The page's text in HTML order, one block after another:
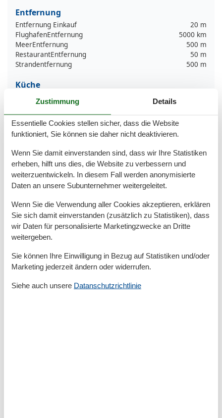
Entfernung
Entfernung Einkauf
20 m
FlughafenEntfernung
5000 km
MeerEntfernung
500 m
RestaurantEntfernung
50 m
Strandentfernung
500 m
Küche
Kaffeemaschine
Kochutensilien
Küche
Kühlschrank
Microwelle
Toaster
Wasserkocher
Unterkunft
Anrichte
Anzahl der Fernseher
1
Betten
Bettwäsche
Einzelbetten
2
Erstausstattung
Herd
Zustimmung Details
Essentielle Cookies stellen sicher, dass die Website
funktioniert, Sie können sie daher nicht deaktivieren.
Wenn Sie damit einverstanden sind, dass wir Ihre Statistiken
erheben, hilft uns dies, die Website zu verbessern und
weiterzuentwickeln. In diesem Fall werden anonymisierte
Daten an unsere Subunternehmer weitergeleitet.
Wenn Sie die Verwendung aller Cookies akzeptieren, erklären
Sie sich damit einverstanden (zusätzlich zu Statistiken), dass
wir Daten für personalisierte Marketingzwecke an Dritte
weitergeben.
Sie können Ihre Einwilligung in Bezug auf Statistiken und/oder
Marketing jederzeit ändern oder widerrufen.
Siehe auch unsere Datanschutzrichtlinie